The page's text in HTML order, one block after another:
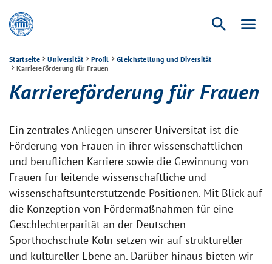
search menu
Startseite Universität Profil
Gleichstellung und Diversität
Karriereförderung für Frauen
Karriereförderung für Frauen
Ein zentrales Anliegen unserer Universität ist die
Förderung von Frauen in ihrer wissenschaftlichen
und beruflichen Karriere sowie die Gewinnung von
Frauen für leitende wissenschaftliche und
wissenschaftsunterstützende Positionen. Mit Blick auf
die Konzeption von Fördermaßnahmen für eine
Geschlechterparität an der Deutschen
Sporthochschule Köln setzen wir auf struktureller
und kultureller Ebene an. Darüber hinaus bieten wir